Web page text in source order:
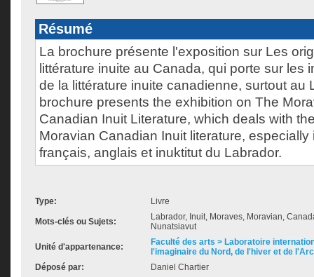
Résumé
La brochure présente l'exposition sur Les
littérature inuite au Canada, qui porte sur les
de la littérature inuite canadienne, surtout au
brochure presents the exhibition on The
Canadian Inuit Literature, which deals with
Moravian Canadian Inuit literature, especially
français, anglais et inuktitut du Labrador.
Type: Livre
Mots-clés ou Sujets:
Labrador, Inuit, Moraves, Moravian,
Nunatsiavut
Unité d'appartenance:
Faculté des arts > Laboratoire
l'imaginaire du Nord, de l'hiver et de
Déposé par:
Daniel Chartier